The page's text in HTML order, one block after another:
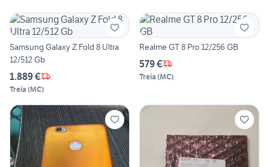
Samsung Galaxy Z Fold 8 Ultra
12/512 Gb
1.889 €
Treia (MC)
Realme GT 8 Pro 12/256 GB
579 €
Treia (MC)